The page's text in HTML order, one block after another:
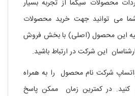
محصولات سیگما از تجربه بسیار
شما می توانید جهت خرید محصولات
این محصول (اصلی) با بخش فروش
این شرکت در ارتباط باشید.
شرکت نام محصول را به همراه
کنید. در کمترین زمان ممکن پاسخ